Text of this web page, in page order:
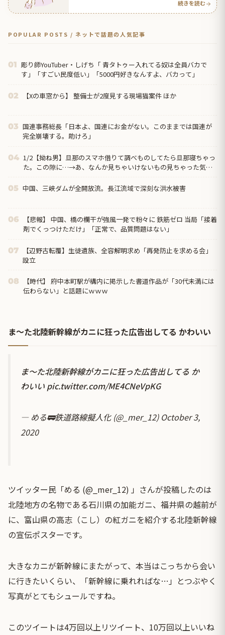
続きを読む
POPULAR POSTS / ネットで話題の人気記事
01 彫り師YouTuber・しげち「 青タトゥー入れてる奴は全員バカで
す」「すごい民度低い」「5000円好きなんすよ、バカって」
02 【Xの車窓から】 整備士が2度見する現場猫案件 ほか
03 国連事務総長「日本よ、国連にお金がない。このままでは国連が
完全崩壊する。助けろ」
04 1/2【拗ね男】旦那のスマホ借りて調べものしてたら旦那寝ちゃっ
た。この隙に…→あ、なんか見ちゃいけないもの見ちゃった気が
05 中国、三峡ダムが全開放流。長江流域で深刻な洪水被害
06
【悲報】 中国、橋の欄干が強風一発で粉々に 鉄筋ゼロ 当局「接着
剤でくっつけただけ」「正常で、品質問題はない」
07
【辺野古転覆】生徒遺族、全容解明求め「再発防止を求める会」
設立
08
【時代】 府中本町駅が構内に掲示した書道作品が「30代未満には
伝わらない」と話題にｗｗｗ
ま〜た北陸新幹線がカニに狂った広告出してる かわいい
ま〜た北陸新幹線がカニに狂った広告出してる か
わいい pic.twitter.com/ME4CNeVpKG
— める🚃鉄道路線擬人化 (@_mer_12) October 3,
2020
ツイッター民「める (@_mer_12) 」さんが投稿したのは
北陸地方の名物である石川県の加能ガニ、福井県の越前が
に、富山県の高志（こし）の紅ガニを紹介する北陸新幹線
の宣伝ポスターです。
大きなカニが新幹線にまたがって、本当はこっちから会い
に行きたいくらい、「新幹線に乗れればな…」とつぶやく
写真がとてもシュールですね。
このツイートは4万回以上リツイート、10万回以上いいね